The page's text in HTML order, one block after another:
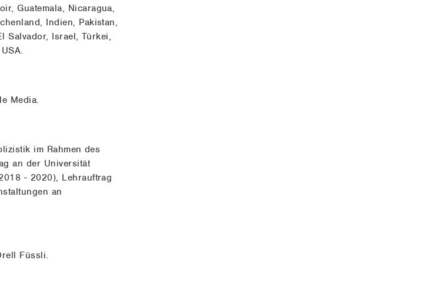
Guatemala, Nicaragua,
Indien, Pakistan,
Salvador, Israel, Türkei,
Media.
im Rahmen des
an der Universität
- 2020), Lehrauftrag
an
Füssli.